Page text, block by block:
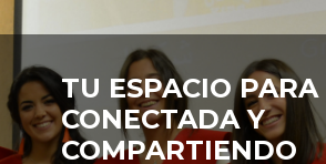
TU ESPACIO PARA
CONECTADA Y
COMPARTIENDO